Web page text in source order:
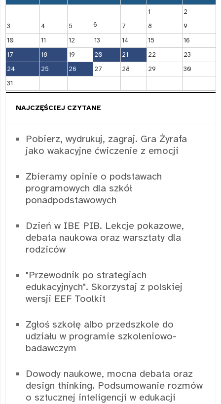
1
2
3
4 5 6 7 8
9
10
11 12 13 14 15
16
17
18 19 20 21 22
23
24
25 26 27 28 29
30
31
NAJCZĘŚCIEJ CZYTANE
Pobierz, wydrukuj, zagraj. Gra Żyrafa
jako wakacyjne ćwiczenie z emocji
Zbieramy opinie o podstawach
programowych dla szkół
ponadpodstawowych
Dzień w IBE PIB. Lekcje pokazowe,
debata naukowa oraz warsztaty dla
rodziców
"Przewodnik po strategiach
edukacyjnych". Skorzystaj z polskiej
wersji EEF Toolkit
Zgłoś szkołę albo przedszkole do
udziału w programie szkoleniowo-
badawczym
Dowody naukowe, mocna debata oraz
design thinking. Podsumowanie rozmów
o sztucznej inteligencji w edukacji